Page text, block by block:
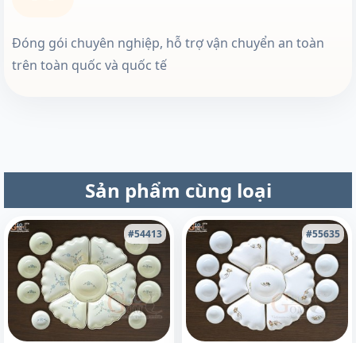
Đóng gói chuyên nghiệp, hỗ trợ vận chuyển an toàn
trên toàn quốc và quốc tế
Sản phẩm cùng loại
#54413 #55635